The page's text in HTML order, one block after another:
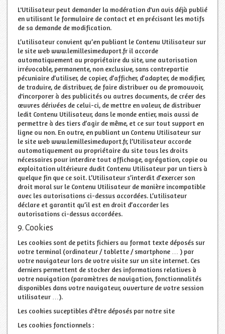
L'Utilisateur peut demander la modération d'un avis déjà publié
en utilisant le formulaire de contact et en précisant les motifs
de sa demande de modification.
L’utilisateur convient qu’en publiant le Contenu Utilisateur sur
le site web www.lemillesimeduport.fr il accorde
automatiquement au propriétaire du site, une autorisation
irrévocable, permanente, non exclusive, sans contrepartie
pécuniaire d’utiliser, de copier, d’afficher, d’adapter, de modifier,
de traduire, de distribuer, de faire distribuer ou de promouvoir,
d'incorporer à des publicités ou autres documents, de créer des
œuvres dérivées de celui-ci, de mettre en valeur, de distribuer
ledit Contenu Utilisateur, dans le monde entier, mais aussi de
permettre à des tiers d’agir de même, et ce sur tout support en
ligne ou non. En outre, en publiant un Contenu Utilisateur sur
le site web www.lemillesimeduport.fr, l’Utilisateur accorde
automatiquement au propriétaire du site tous les droits
nécessaires pour interdire tout affichage, agrégation, copie ou
exploitation ultérieure dudit Contenu Utilisateur par un tiers à
quelque fin que ce soit. L’Utilisateur s’interdit d’exercer son
droit moral sur le Contenu Utilisateur de manière incompatible
avec les autorisations ci-dessus accordées. L’utilisateur
déclare et garantit qu’il est en droit d’accorder les
autorisations ci-dessus accordées.
9. Cookies
Les cookies sont de petits fichiers au format texte déposés sur
votre terminal (ordinateur / tablette / smartphone … ) par
votre navigateur lors de votre visite sur un site internet. Ces
derniers permettent de stocker des informations relatives à
votre navigation (paramètres de navigation, fonctionnalités
disponibles dans votre navigateur, ouverture de votre session
utilisateur …).
Les cookies suceptibles d'être déposés par notre site
Les cookies fonctionnels :